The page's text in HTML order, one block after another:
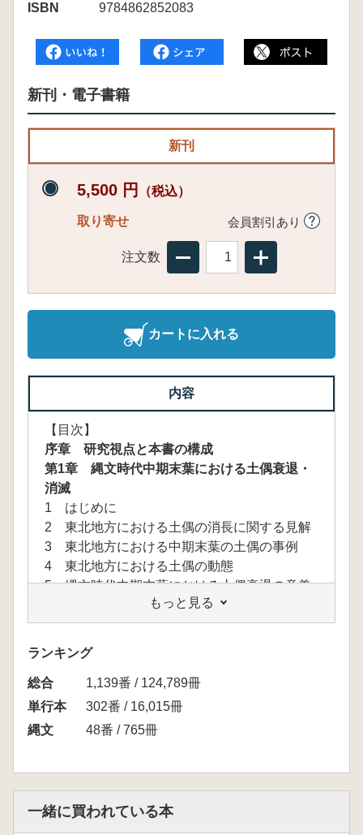
ISBN
9784862852083
新刊・電子書籍
新刊
5,500 円 （税込）
取り寄せ 会員割引あり
注文数
カートに入れる
内容
【目次】
序章 研究視点と本書の構成
第1章 縄文時代中期末葉における土偶衰退・
消滅
1 はじめに
2 東北地方における土偶の消長に関する見解
3 東北地方における中期末葉の土偶の事例
4 東北地方における土偶の動態
5 縄文時代中期末葉における土偶衰退の意義
第2章 縄文時代後期前葉における土偶の有脚
化とその意義
1 はじめに
2 東北地方の後期前葉土偶の編年研究
3 中期末葉の土偶形態
4 後期前半期の土偶形態
5 土偶有脚化の意義──地域性と地域間の影響
2 斧状土製品の分布と分類
もっと見る
ランキング
総合
1,139番 / 124,789冊
単行本
302番 / 16,015冊
縄文
48番 / 765冊
一緒に買われている本